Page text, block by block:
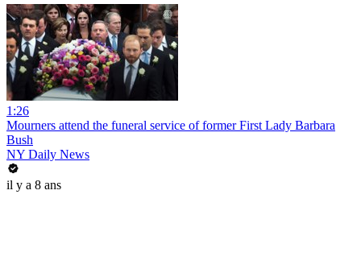
1:26
Mourners attend the funeral service of former First Lady Barbara
Bush
NY Daily News
il y a 8 ans